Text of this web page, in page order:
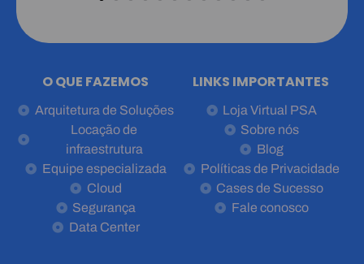
O QUE FAZEMOS
Arquitetura de Soluções
Locação de
infraestrutura
Equipe especializada
Cloud
Segurança
Data Center
LINKS IMPORTANTES
Loja Virtual PSA
Sobre nós
Blog
Políticas de Privacidade
Cases de Sucesso
Fale conosco